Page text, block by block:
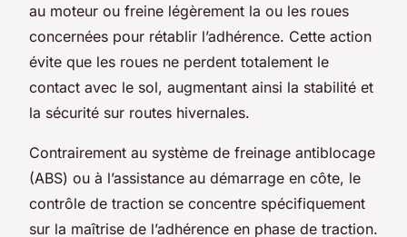
au moteur ou freine légèrement la ou les roues
concernées pour rétablir l’adhérence. Cette action
évite que les roues ne perdent totalement le
contact avec le sol, augmentant ainsi la stabilité et
la sécurité sur routes hivernales.
Contrairement au système de freinage antiblocage
(ABS) ou à l’assistance au démarrage en côte, le
contrôle de traction se concentre spécifiquement
sur la maîtrise de l’adhérence en phase de traction.